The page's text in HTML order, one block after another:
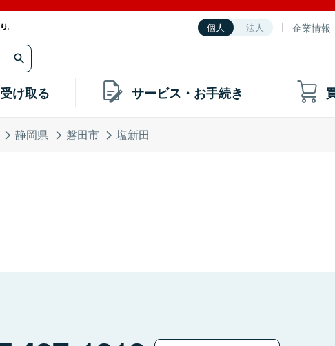
個人 法人 企業情報
受け取る サービス・お手続き
静岡県 磐田市 塩新田